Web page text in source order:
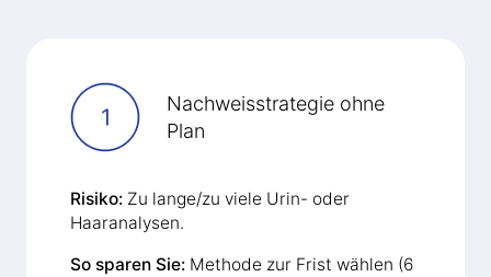
Nachweisstrategie ohne
Plan
Risiko: Zu lange/zu viele Urin- oder
Haaranalysen.
So sparen Sie: Methode zur Frist wählen (6